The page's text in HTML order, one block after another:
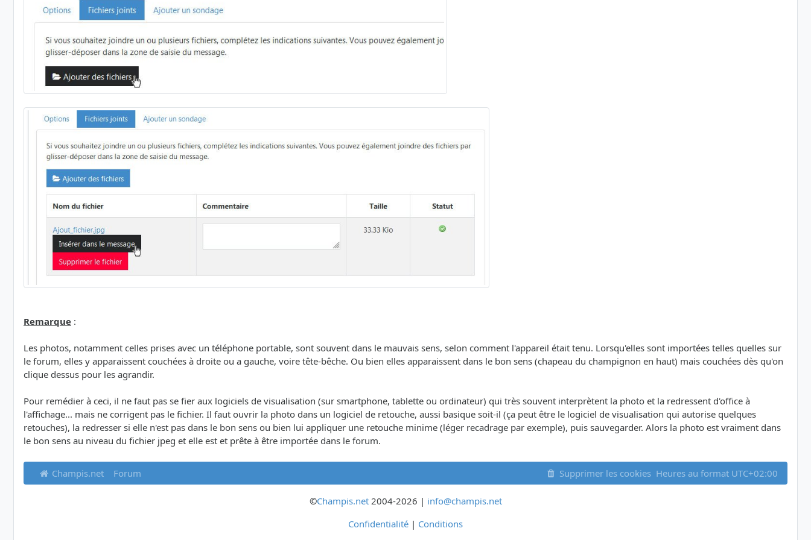
Remarque :
Les photos, notamment celles prises avec un téléphone portable, sont souvent dans le mauvais sens, selon comment l'appareil était tenu. Lorsqu'elles sont importées telles quelles sur
le forum, elles y apparaissent couchées à droite ou a gauche, voire tête-bêche. Ou bien elles apparaissent dans le bon sens (chapeau du champignon en haut) mais couchées dès qu'on
clique dessus pour les agrandir.
Pour remédier à ceci, il ne faut pas se fier aux logiciels de visualisation (sur smartphone, tablette ou ordinateur) qui très souvent interprètent la photo et la redressent d'office à
l'affichage... mais ne corrigent pas le fichier. Il faut ouvrir la photo dans un logiciel de retouche, aussi basique soit-il (ça peut être le logiciel de visualisation qui autorise quelques
retouches), la redresser si elle n'est pas dans le bon sens ou bien lui appliquer une retouche minime (léger recadrage par exemple), puis sauvegarder. Alors la photo est vraiment dans
le bon sens au niveau du fichier jpeg et elle est et prête à être importée dans le forum.
Champis.net Forum Supprimer les cookies Heures au format UTC+02:00
©Champis.net2004-2026 | info@champis.net
Confidentialité | Conditions